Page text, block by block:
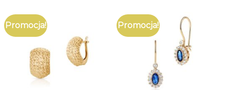
Promocja! Promocja!